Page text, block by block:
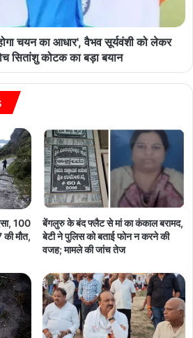
चयन का आधार', वैभव सूर्यवंशी को लेकर
सितांशु कोटक का बड़ा बयान
100
मौत,
बेंगलुरु के बंद फ्लैट से मां का कंकाल बरामद,
बेटी ने पुलिस को बताई फोन न करने की
वजह; मामले की जांच तेज